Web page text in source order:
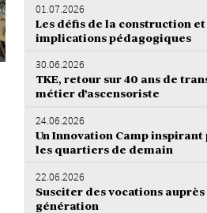
01.07.2026
Les défis de la construction
implications pédagogiques
30.06.2026
TKE, retour sur 40 ans de
métier d’ascensoriste
24.06.2026
Un Innovation Camp
les quartiers de demain
22.06.2026
Susciter des vocations
génération